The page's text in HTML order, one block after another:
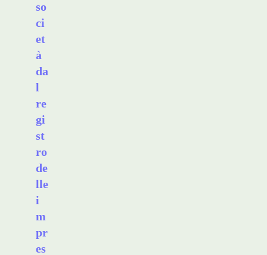
so
ci
et
à
da
l
re
gi
st
ro
de
lle
i
m
pr
es